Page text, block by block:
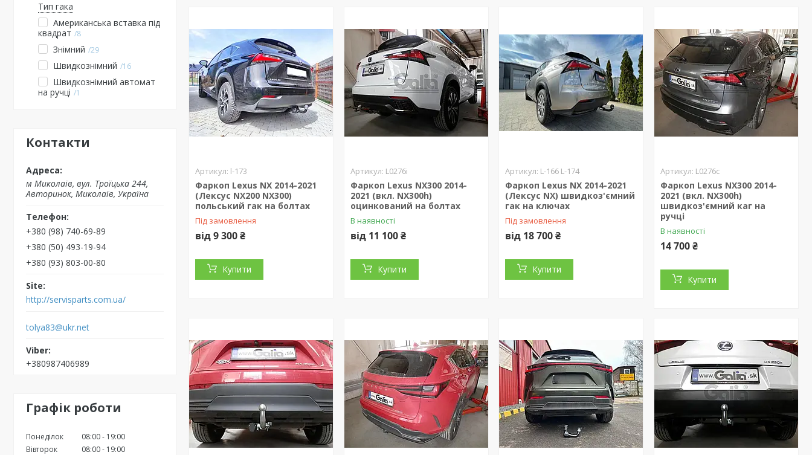
Тип гака
Американська вставка під
квадрат
8
Знімний 29
Швидкознімний 16
Швидкознімний автомат
на ручці
1
Контакти
м Миколаїв, вул. Троїцька 244,
Авторинок, Миколаїв, Україна
+380 (98) 740-69-89
+380 (50) 493-19-94
+380 (93) 803-00-80
http://servisparts.com.ua/
tolya83@ukr.net
+380987406989
Графік роботи
Понеділок 08:00
19:00
Вівторок
08:00
19:00
l-173
Фаркоп Lexus NX 2014-2021
(Лексус NX200 NX300)
польський гак на болтах
Під замовлення
від 9 300 ₴
Купити
L0276i
Фаркоп Lexus NX300 2014-
2021 (вкл. NX300h)
оцинкований на болтах
В наявності
від 11 100 ₴
Купити
L-166 L-174
Фаркоп Lexus NX 2014-2021
(Лексус NX) швидкоз'ємний
гак на ключах
Під замовлення
від 18 700 ₴
Купити
L0276c
Фаркоп Lexus NX300 2014-
2021 (вкл. NX300h)
швидкоз'ємний каг на
ручці
В наявності
14 700 ₴
Купити